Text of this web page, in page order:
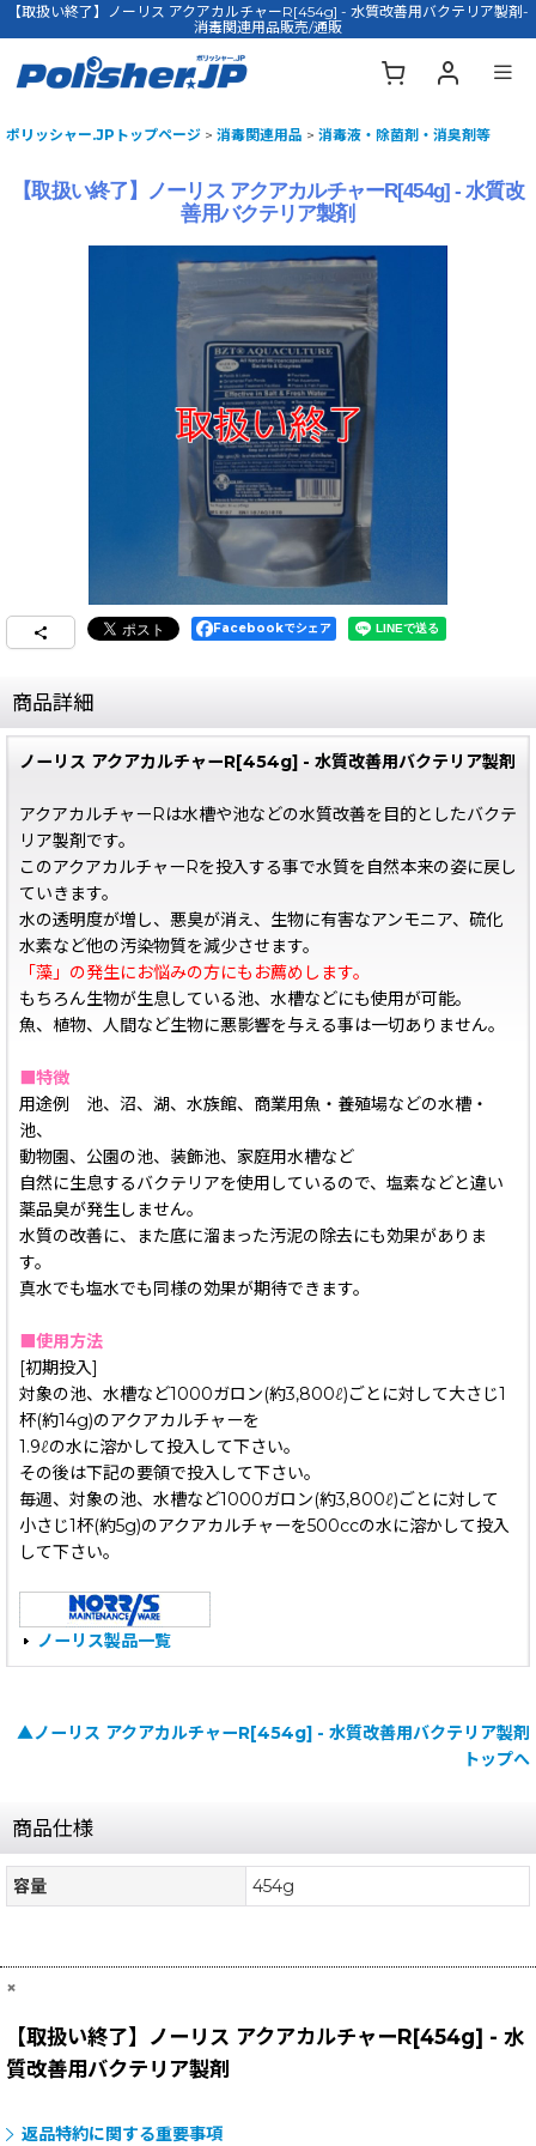
【取扱い終了】ノーリス アクアカルチャーR[454g] - 水質改善用バクテリア製剤-
消毒関連用品販売/通販
ポリッシャー.JPトップページ > 消毒関連用品 > 消毒液・除菌剤・消臭剤等
【取扱い終了】ノーリス アクアカルチャーR[454g] - 水質改
善用バクテリア製剤
Facebookでシェア
商品詳細
ノーリス アクアカルチャーR[454g] - 水質改善用バクテリア製剤
アクアカルチャーRは水槽や池などの水質改善を目的としたバクテ
リア製剤です。
このアクアカルチャーRを投入する事で水質を自然本来の姿に戻し
ていきます。
水の透明度が増し、悪臭が消え、生物に有害なアンモニア、硫化
水素など他の汚染物質を減少させます。
「藻」の発生にお悩みの方にもお薦めします。
もちろん生物が生息している池、水槽などにも使用が可能。
魚、植物、人間など生物に悪影響を与える事は一切ありません。
■特徴
用途例 池、沼、湖、水族館、商業用魚・養殖場などの水槽・
池、
動物園、公園の池、装飾池、家庭用水槽など
自然に生息するバクテリアを使用しているので、塩素などと違い
薬品臭が発生しません。
水質の改善に、また底に溜まった汚泥の除去にも効果がありま
す。
真水でも塩水でも同様の効果が期待できます。
■使用方法
[初期投入]
対象の池、水槽など1000ガロン(約3,800ℓ)ごとに対して大さじ1
杯(約14g)のアクアカルチャーを
1.9ℓの水に溶かして投入して下さい。
その後は下記の要領で投入して下さい。
毎週、対象の池、水槽など1000ガロン(約3,800ℓ)ごとに対して
小さじ1杯(約5g)のアクアカルチャーを500ccの水に溶かして投入
して下さい。
ノーリス製品一覧
▲ノーリス アクアカルチャーR[454g] - 水質改善用バクテリア製剤
トップへ
商品仕様
容量 454g
×
【取扱い終了】ノーリス アクアカルチャーR[454g] - 水
質改善用バクテリア製剤
返品特約に関する重要事項